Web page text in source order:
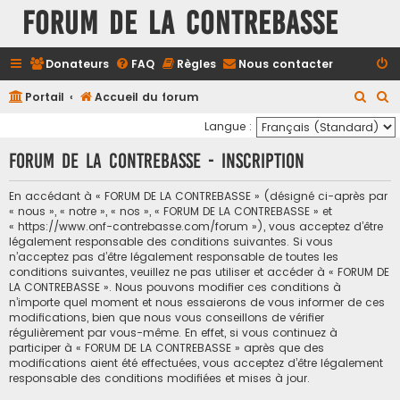
FORUM DE LA CONTREBASSE
Donateurs FAQ Règles Nous contacter
Portail Accueil du forum
e
c
e
c
c
r
Langue :
FORUM DE LA CONTREBASSE - Inscription
En accédant à « FORUM DE LA CONTREBASSE » (désigné ci-après par
« nous », « notre », « nos », « FORUM DE LA CONTREBASSE » et
« https://www.onf-contrebasse.com/forum »), vous acceptez d’être
légalement responsable des conditions suivantes. Si vous
n’acceptez pas d’être légalement responsable de toutes les
conditions suivantes, veuillez ne pas utiliser et accéder à « FORUM DE
LA CONTREBASSE ». Nous pouvons modifier ces conditions à
n’importe quel moment et nous essaierons de vous informer de ces
modifications, bien que nous vous conseillons de vérifier
régulièrement par vous-même. En effet, si vous continuez à
participer à « FORUM DE LA CONTREBASSE » après que des
modifications aient été effectuées, vous acceptez d’être légalement
responsable des conditions modifiées et mises à jour.